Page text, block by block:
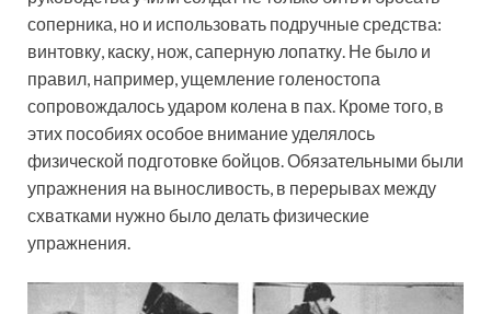
соперника, но и использовать подручные средства:
винтовку, каску, нож, саперную лопатку. Не было и
правил, например, ущемление голеностопа
сопровождалось ударом колена в пах. Кроме того, в
этих пособиях особое внимание уделялось
физической подготовке бойцов. Обязательными были
упражнения на выносливость, в перерывах между
схватками нужно было делать физические
упражнения.